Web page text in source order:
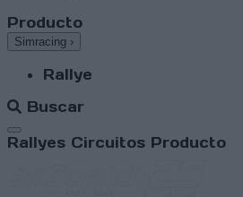
Producto
Simracing ›
Rallye
Buscar
Abrir menú
Rallyes Circuitos Producto